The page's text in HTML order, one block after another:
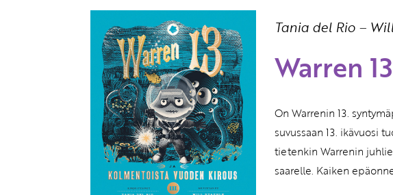
Tania del Rio –
Warren
On Warrenin 13.
suvussaan 13. ikävuosi
tietenkin Warrenin
saarelle. Kaiken